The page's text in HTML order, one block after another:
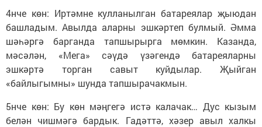
4нче көн: Иртәмне кулланылган батареялар җыюдан
башладым. Авылда аларны эшкәртеп булмый. Әмма
шәһәргә барганда тапшырырга мөмкин. Казанда,
мәсәлән, «Мега» сәүдә үзәгендә батареяларны
эшкәртә торган савыт куйдылар. Җыйган
«байлыгымны» шунда тапшырачакмын.
5нче көн: Бу көн мәңгегә истә калачак… Дус кызым
белән чишмәгә бардык. Гадәттә, хәзер авыл халкы